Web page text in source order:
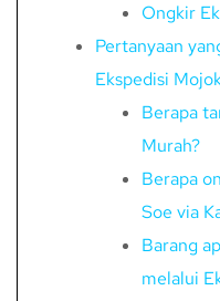
Ongkir
Pertanyaan
Ekspedisi
Berapa
Murah?
Berapa
Soe via
Barang
melalui